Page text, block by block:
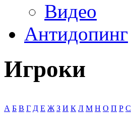
Видео
Антидопинг
Игроки
А Б В Г Д Е Ж З И К Л М Н О П Р С